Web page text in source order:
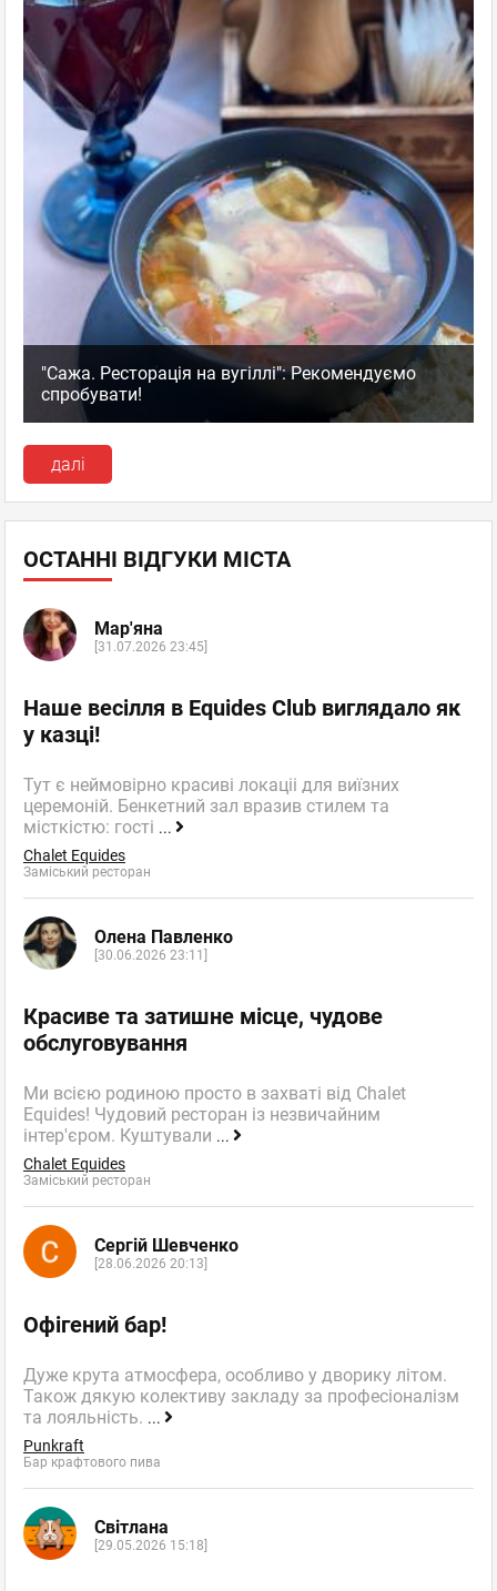
"Сажа. Ресторація на вугіллі": Рекомендуємо
спробувати!
далі
ОСТАННІ ВІДГУКИ МІСТА
Мар'яна
[31.07.2026 23:45]
Наше весілля в Equides Club виглядало як
у казці!
Тут є неймовірно красиві локаціі для виїзних
церемоній. Бенкетний зал вразив стилем та
місткістю: гості ...
Chalet Equides
Заміський ресторан
Олена Павленко
[30.06.2026 23:11]
Красиве та затишне місце, чудове
обслуговування
Ми всією родиною просто в захваті від Chalet
Equides! Чудовий ресторан із незвичайним
інтер'єром. Куштували ...
Chalet Equides
Заміський ресторан
Сергій Шевченко
[28.06.2026 20:13]
Офігений бар!
Дуже крута атмосфера, особливо у дворику літом.
Також дякую колективу закладу за професіоналізм
та лояльність. ...
Punkraft
Бар крафтового пива
Світлана
[29.05.2026 15:18]